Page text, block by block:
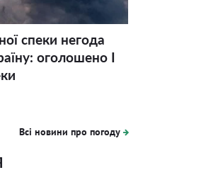
спеки негода
оголошено І
Всі новини про погоду